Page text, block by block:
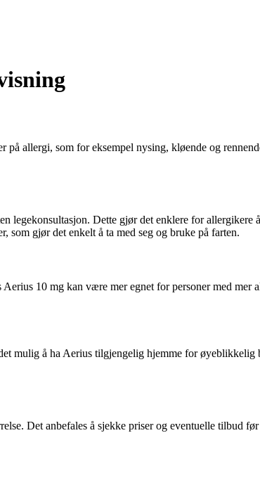
allergi, som for eksempel nysing, kløende og
legekonsultasjon. Dette gjør det enklere for allergikere
som gjør det enkelt å ta med seg og bruke på farten.
10 mg kan være mer egnet for personer med mer
mulig å ha Aerius tilgjengelig hjemme for øyeblikkelig
Det anbefales å sjekke priser og eventuelle tilbud